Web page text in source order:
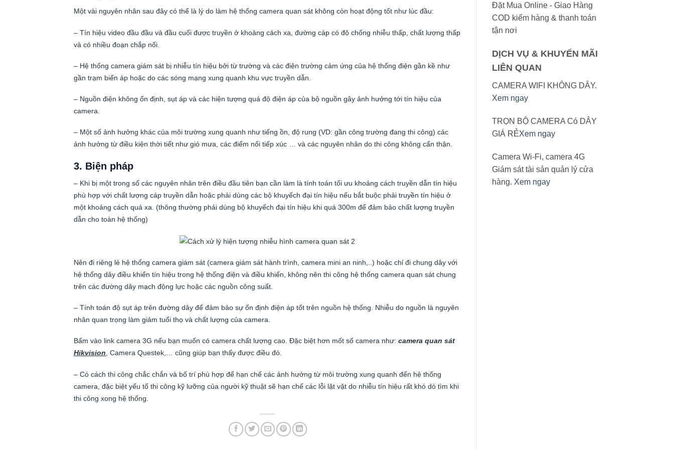
Một vài nguyên nhân sau đây có thể là lý do làm hệ thống camera quan sát không còn hoạt động tốt như lúc đầu:
– Tín hiệu video đầu đầu và đầu cuối được truyền ở khoảng cách xa, đường cáp có độ chống nhiễu thấp, chất lượng thấp
và có nhiều đoạn chắp nối.
– Hệ thống camera giám sát bị nhiễu tín hiệu bởi từ trường và các điện trường cảm ứng của hệ thống điện gần kề như
gần trạm biến áp hoặc do các sóng mạng xung quanh khu vực truyền dẫn.
– Nguồn điện không ổn định, sụt áp và các hiện tượng quá độ điện áp của bộ nguồn gây ảnh hưởng tới tín hiệu của
camera.
– Một số ảnh hưởng khác của môi trường xung quanh như tiếng ồn, độ rung (VD: gần công trường đang thi công) các
ảnh hưởng từ điều kiện thời tiết như gió mưa, các điểm nối tiếp xúc … và các nguyên nhân do thi công không cẩn thận.
3. Biện pháp
– Khi bị một trong số các nguyên nhân trên điều đầu tiên bạn cần làm là tính toán tối ưu khoảng cách truyền dẫn tín hiệu
phù hợp với chất lượng cáp truyền dẫn hoặc phải dùng các bộ khuyếch đại tín hiệu nếu bắt buộc phải truyền tín hiệu ở
một khoảng cách quá xa. (thông thường phải dùng bộ khuyếch đại tín hiệu khi quá 300m để đảm bảo chất lượng truyền
dẫn cho toàn hệ thống)
Nên đi riêng lẻ hệ thống camera giám sát (camera giám sát hành trình, camera mini an ninh,..) hoặc chỉ đi chung dây với
hệ thống dây điều khiển tín hiệu trong hệ thống điện và điều khiển, không nên thi công hệ thống camera quan sát chung
trên các đường dây mạch động lực hoặc các nguồn công suất.
– Tính toán độ sụt áp trên đường dây để đảm bảo sự ổn định điện áp tốt trên nguồn hệ thống. Nhiễu do nguồn là nguyên
nhân quan trọng làm giảm tuổi thọ và chất lượng của camera.
Bấm vào link camera 3G nếu bạn muốn có camera chất lượng cao. Đặc biệt hơn mốt số camera như: camera quan sát
Hikvision, Camera Questek,… cũng giúp bạn thấy được điều đó.
– Có cách thi công chắc chắn và bố trí phù hợp để hạn chế các ảnh hưởng từ môi trường xung quanh đến hệ thống
camera, đặc biệt yếu tố thi công kỹ lưỡng của người kỹ thuật sẽ hạn chế các lỗi lặt vặt do nhiễu tín hiệu rất khó dò tìm khi
thi công xong hệ thống.
Đặt Mua Online - Giao Hàng
COD kiểm hàng & thanh toán
tận nơi
DỊCH VỤ & KHUYẾN MÃI
LIÊN QUAN
CAMERA WIFI KHÔNG DÂY.
Xem ngay
TRỌN BỘ CAMERA Có DÂY
GIÁ RẺXem ngay
Camera Wi-Fi, camera 4G
Giám sát tài sản quản lý cửa
hàng. Xem ngay